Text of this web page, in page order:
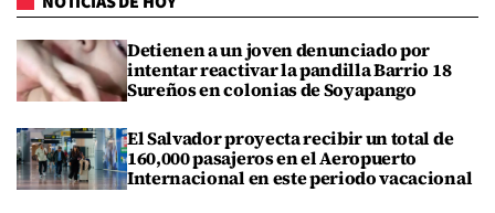
Detienen a un joven denunciado por
intentar reactivar la pandilla Barrio 18
Sureños en colonias de Soyapango
El Salvador proyecta recibir un total de
160,000 pasajeros en el Aeropuerto
Internacional en este periodo vacacional